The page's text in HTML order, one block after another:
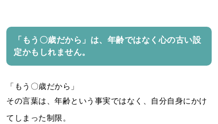
「もう〇歳だから」は、年齢ではなく心の古い設
定かもしれません。
「もう〇歳だから」
その言葉は、年齢という事実ではなく、自分自身にかけ
てしまった制限。